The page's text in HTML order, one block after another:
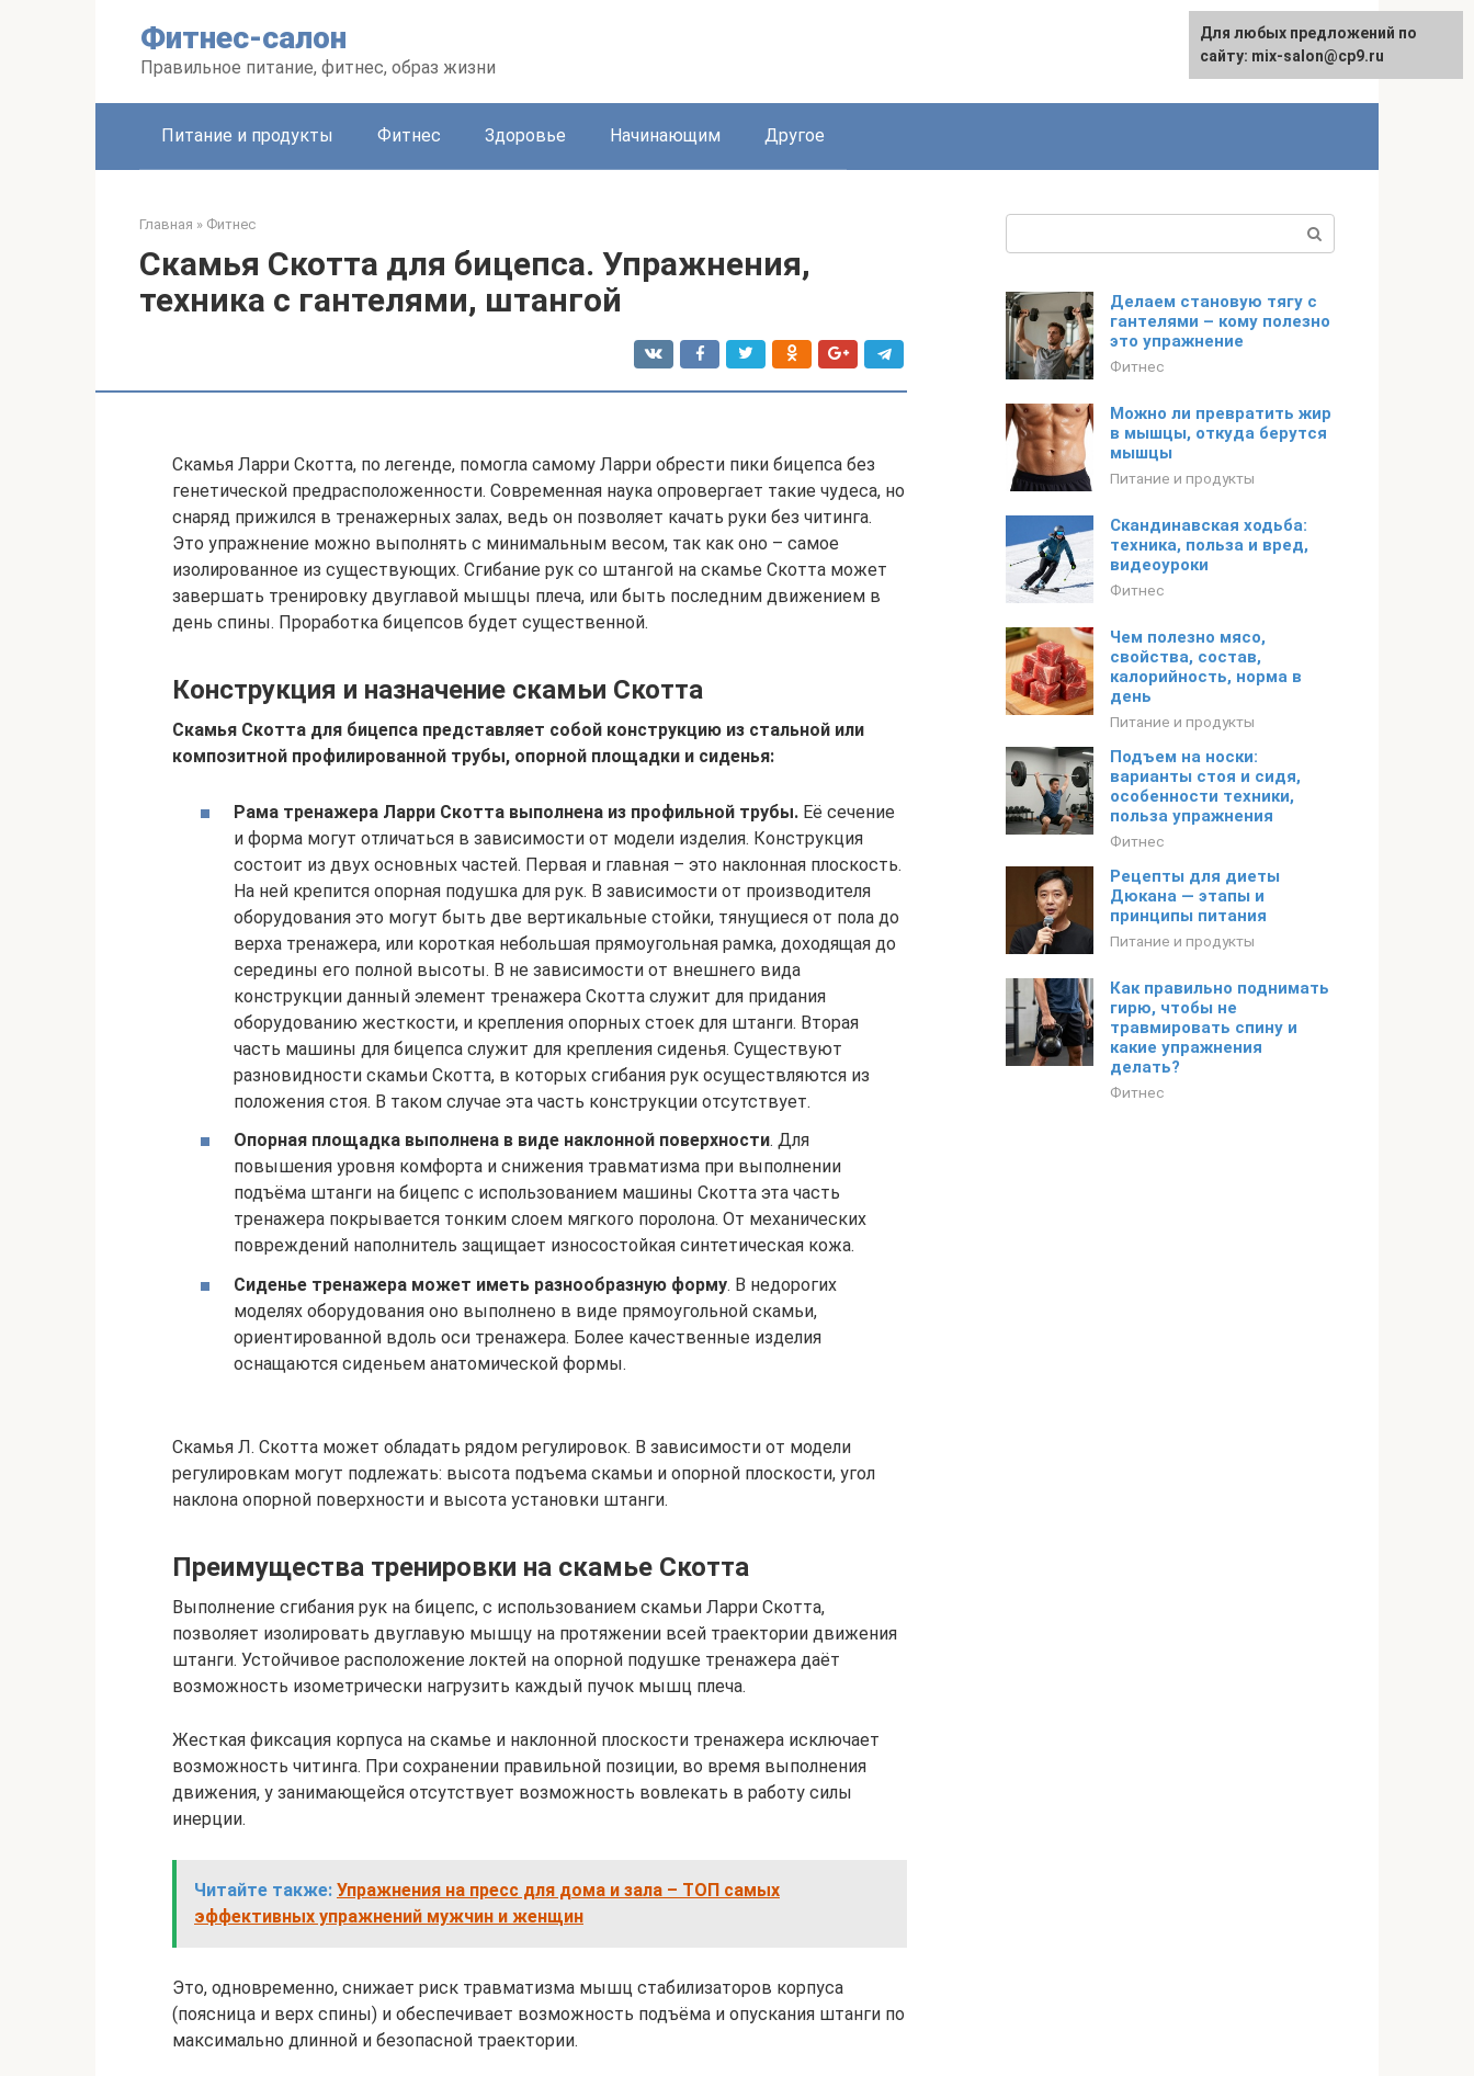
Фитнес-салон
Правильное питание, фитнес, образ жизни
Питание и продукты Фитнес Здоровье Начинающим Другое
Главная » Фитнес
Скамья Скотта для бицепса. Упражнения,
техника с гантелями, штангой
Скамья Ларри Скотта, по легенде, помогла самому Ларри обрести пики бицепса без
генетической предрасположенности. Современная наука опровергает такие чудеса, но
снаряд прижился в тренажерных залах, ведь он позволяет качать руки без читинга.
Это упражнение можно выполнять с минимальным весом, так как оно – самое
изолированное из существующих. Сгибание рук со штангой на скамье Скотта может
завершать тренировку двуглавой мышцы плеча, или быть последним движением в
день спины. Проработка бицепсов будет существенной.
Конструкция и назначение скамьи Скотта
Скамья Скотта для бицепса представляет собой конструкцию из стальной или
композитной профилированной трубы, опорной площадки и сиденья:
Рама тренажера Ларри Скотта выполнена из профильной трубы. Её сечение
и форма могут отличаться в зависимости от модели изделия. Конструкция
состоит из двух основных частей. Первая и главная – это наклонная плоскость.
На ней крепится опорная подушка для рук. В зависимости от производителя
оборудования это могут быть две вертикальные стойки, тянущиеся от пола до
верха тренажера, или короткая небольшая прямоугольная рамка, доходящая до
середины его полной высоты. В не зависимости от внешнего вида
конструкции данный элемент тренажера Скотта служит для придания
оборудованию жесткости, и крепления опорных стоек для штанги. Вторая
часть машины для бицепса служит для крепления сиденья. Существуют
разновидности скамьи Скотта, в которых сгибания рук осуществляются из
положения стоя. В таком случае эта часть конструкции отсутствует.
Опорная площадка выполнена в виде наклонной поверхности. Для
повышения уровня комфорта и снижения травматизма при выполнении
подъёма штанги на бицепс с использованием машины Скотта эта часть
тренажера покрывается тонким слоем мягкого поролона. От механических
повреждений наполнитель защищает износостойкая синтетическая кожа.
Сиденье тренажера может иметь разнообразную форму. В недорогих
моделях оборудования оно выполнено в виде прямоугольной скамьи,
ориентированной вдоль оси тренажера. Более качественные изделия
оснащаются сиденьем анатомической формы.
Скамья Л. Скотта может обладать рядом регулировок. В зависимости от модели
регулировкам могут подлежать: высота подъема скамьи и опорной плоскости, угол
наклона опорной поверхности и высота установки штанги.
Преимущества тренировки на скамье Скотта
Выполнение сгибания рук на бицепс, с использованием скамьи Ларри Скотта,
позволяет изолировать двуглавую мышцу на протяжении всей траектории движения
штанги. Устойчивое расположение локтей на опорной подушке тренажера даёт
возможность изометрически нагрузить каждый пучок мышц плеча.
Жесткая фиксация корпуса на скамье и наклонной плоскости тренажера исключает
возможность читинга. При сохранении правильной позиции, во время выполнения
движения, у занимающейся отсутствует возможность вовлекать в работу силы
инерции.
Читайте также: Упражнения на пресс для дома и зала – ТОП самых
эффективных упражнений мужчин и женщин
Это, одновременно, снижает риск травматизма мышц стабилизаторов корпуса
(поясница и верх спины) и обеспечивает возможность подъёма и опускания штанги по
максимально длинной и безопасной траектории.
Делаем становую тягу с
гантелями – кому полезно
это упражнение
Фитнес
Можно ли превратить жир
в мышцы, откуда берутся
мышцы
Питание и продукты
Скандинавская ходьба:
техника, польза и вред,
видеоуроки
Фитнес
Чем полезно мясо,
свойства, состав,
калорийность, норма в
день
Питание и продукты
Подъем на носки:
варианты стоя и сидя,
особенности техники,
польза упражнения
Фитнес
Рецепты для диеты
Дюкана — этапы и
принципы питания
Питание и продукты
Как правильно поднимать
гирю, чтобы не
травмировать спину и
какие упражнения
делать?
Фитнес
Для любых предложений по
сайту: mix-salon@cp9.ru